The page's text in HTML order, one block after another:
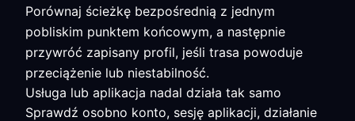
Porównaj ścieżkę bezpośrednią z jednym
pobliskim punktem końcowym, a następnie
przywróć zapisany profil, jeśli trasa powoduje
przeciążenie lub niestabilność.
Usługa lub aplikacja nadal działa tak samo
Sprawdź osobno konto, sesję aplikacji, działanie